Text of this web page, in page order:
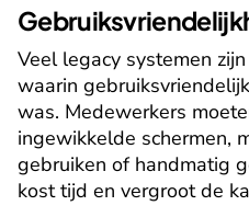
Veel legacy systemen
waarin
was. Medewerkers
ingewikkelde schermen,
gebruiken of handmatig
kost tijd en vergroot de